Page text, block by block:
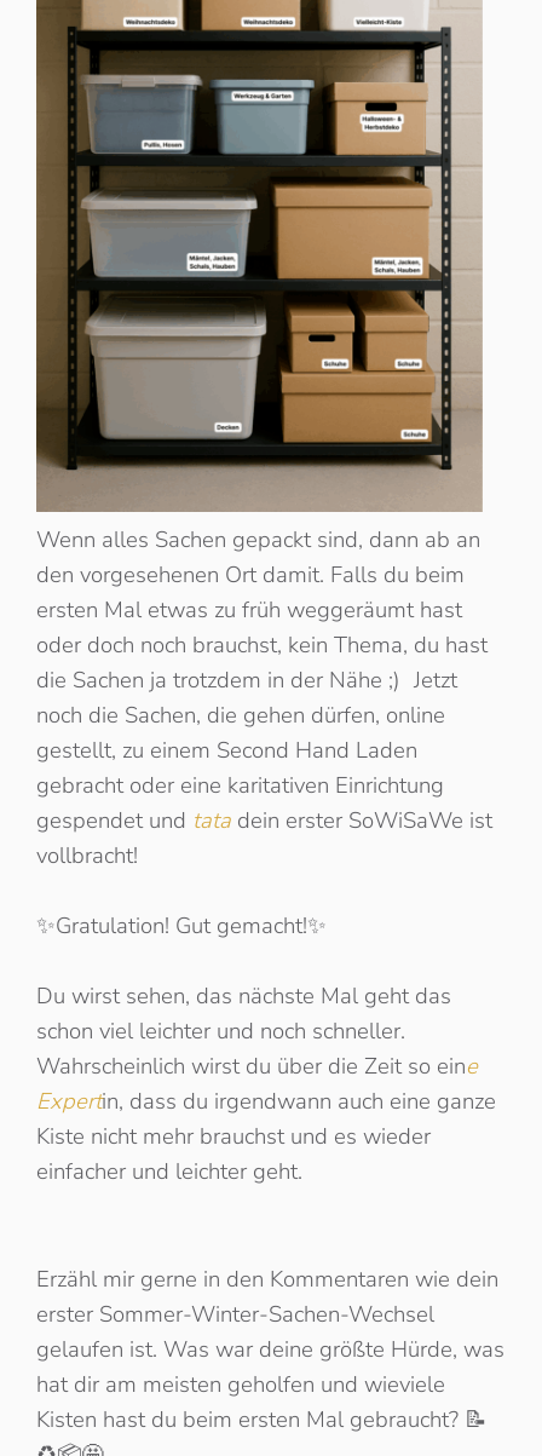
Wenn alles Sachen gepackt sind, dann ab an
den vorgesehenen Ort damit. Falls du beim
ersten Mal etwas zu früh weggeräumt hast
oder doch noch brauchst, kein Thema, du hast
die Sachen ja trotzdem in der Nähe ;) Jetzt
noch die Sachen, die gehen dürfen, online
gestellt, zu einem Second Hand Laden
gebracht oder eine karitativen Einrichtung
gespendet und tata dein erster SoWiSaWe ist
vollbracht!
✨Gratulation! Gut gemacht!✨
Du wirst sehen, das nächste Mal geht das
schon viel leichter und noch schneller.
Wahrscheinlich wirst du über die Zeit so eine
Expertin, dass du irgendwann auch eine ganze
Kiste nicht mehr brauchst und es wieder
einfacher und leichter geht.
Erzähl mir gerne in den Kommentaren wie dein
erster Sommer-Winter-Sachen-Wechsel
gelaufen ist. Was war deine größte Hürde, was
hat dir am meisten geholfen und wieviele
Kisten hast du beim ersten Mal gebraucht? 📝